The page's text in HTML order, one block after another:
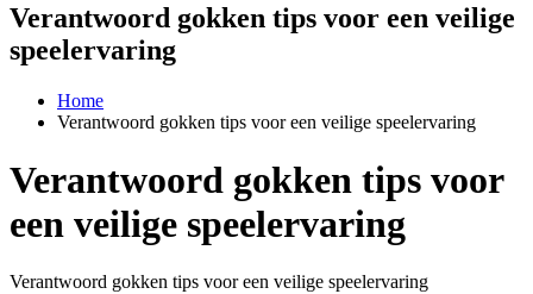
Verantwoord gokken tips voor een veilige
speelervaring
Home
Verantwoord gokken tips voor een veilige speelervaring
Verantwoord gokken tips voor
een veilige speelervaring
Verantwoord gokken tips voor een veilige speelervaring